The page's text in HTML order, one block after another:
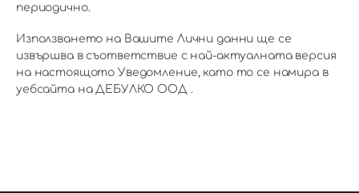
периодично.
Използването на Вашите Лични данни ще се
извършва в съответствие с най-актуалната версия
на настоящото Уведомление, като то се намира в
уебсайта на ДЕБУЛКО ООД .